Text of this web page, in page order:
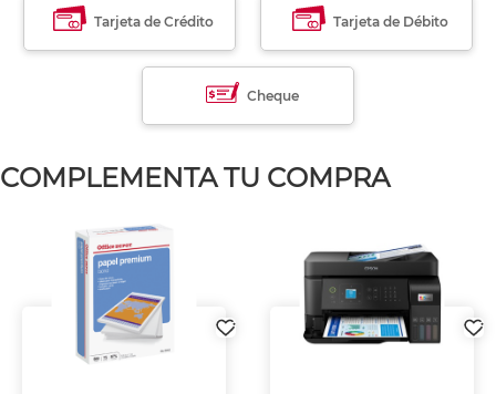
Tarjeta de Crédito Tarjeta de Débito
Cheque
COMPLEMENTA TU COMPRA